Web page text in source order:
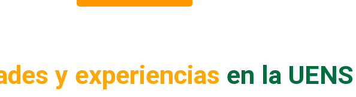
y experiencias en la UENS